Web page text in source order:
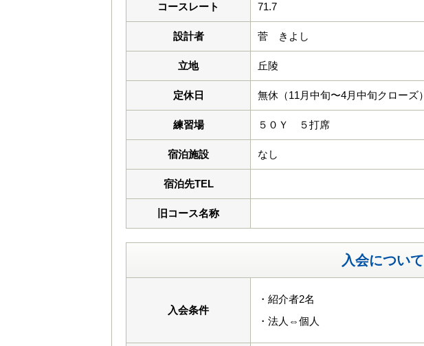
コースレート 71.7
設計者 菅 きよし
立地 丘陵
定休日 無休（11月中旬〜4月中旬クローズ）
練習場 ５０Ｙ ５打席
宿泊施設 なし
宿泊先TEL
旧コース名称
入会について
入会条件
・紹介者2名
・法人⇔個人